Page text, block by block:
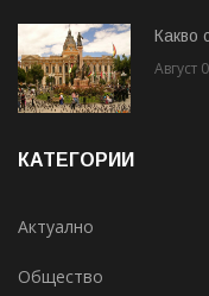
Какво
Август
КАТЕГОРИИ
Актуално
Общество